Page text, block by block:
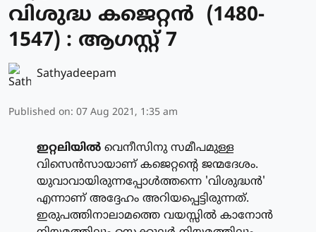
വിശുദ്ധ കജെറ്റന്‍ (1480-
1547) : ആഗസ്റ്റ് 7
Sathyadeepam
Published on: 07 Aug 2021, 1:35 am
ഇറ്റലിയില്‍ വെനീസിനു സമീപമുള്ള
വിസെന്‍സായാണ് കജെറ്റന്റെ ജന്മദേശം.
യുവാവായിരുന്നപ്പോള്‍ത്തന്നെ 'വിശുദ്ധന്‍'
എന്നാണ് അദ്ദേഹം അറിയപ്പെട്ടിരുന്നത്.
ഇരുപത്തിനാലാമത്തെ വയസ്സില്‍ കാനോന്‍